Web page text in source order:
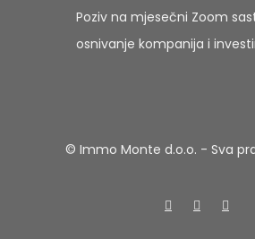
Poziv na mjesečni Zoom
osnivanje kompanija i
© Immo Monte d.o.o. - Sva